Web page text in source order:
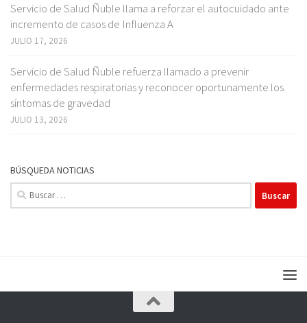
Servicio de Salud Ñuble llama a reforzar el autocuidado ante
incremento de casos de Influenza A
JULIO 17, 2026
Servicio de Salud Ñuble refuerza llamado a prevenir
enfermedades respiratorias y reconocer oportunamente los
síntomas de gravedad
JULIO 13, 2026
BÚSQUEDA NOTICIAS
Buscar: